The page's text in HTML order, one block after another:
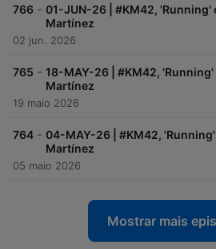
766 - 01-JUN-26 | #KM42, 'Running'
Martínez
02 jun. 2026
765 - 18-MAY-26 | #KM42, 'Running'
Martínez
19 maio 2026
764 - 04-MAY-26 | #KM42,
Martínez
05 maio 2026
Mostrar mais